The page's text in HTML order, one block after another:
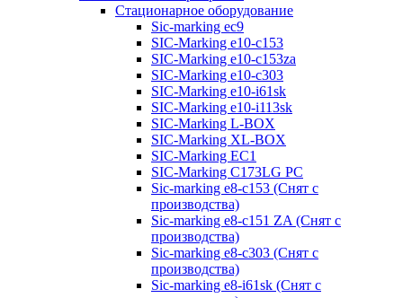
Стационарное оборудование
Sic-marking ec9
SIC-Marking e10-c153
SIC-Marking e10-c153za
SIC-Marking e10-c303
SIC-Marking e10-i61sk
SIC-Marking e10-i113sk
SIC-Marking L-BOX
SIC-Marking XL-BOX
SIC-Marking EC1
SIC-Marking C173LG PC
Sic-marking e8-c153 (Снят с
производства)
Sic-marking e8-c151 ZA (Снят с
производства)
Sic-marking e8-c303 (Снят с
производства)
Sic-marking e8-i61sk (Снят с